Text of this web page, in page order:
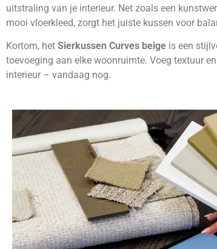
uitstraling van je interieur. Net zoals een
mooi vloerkleed, zorgt het juiste kussen voor
Kortom, het Sierkussen Curves beige is een
toevoeging aan elke woonruimte. Voeg textuur
interieur – vandaag nog.